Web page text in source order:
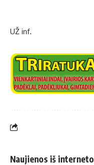
UŽ inf.
Naujienos iš interneto